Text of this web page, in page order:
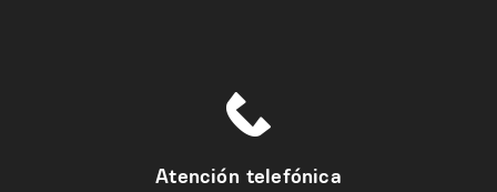
Atención telefónica